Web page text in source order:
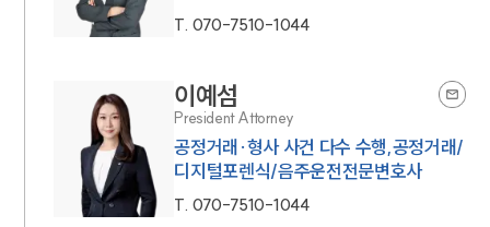
T. 070-7510-1044
이예섬
President Attorney
공정거래·형사 사건 다수 수행,공정거래/
디지털포렌식/음주운전전문변호사
T. 070-7510-1044